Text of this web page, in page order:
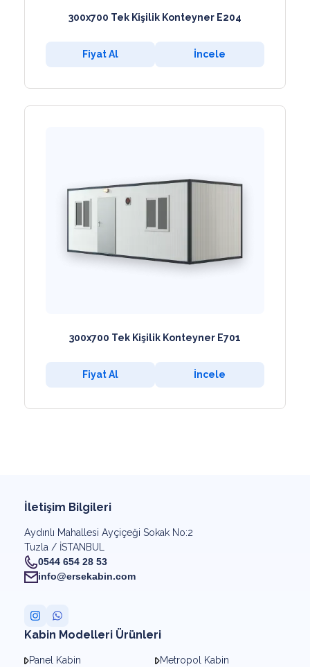
300x700 Tek Kişilik Konteyner E204
Fiyat Al İncele
300x700 Tek Kişilik Konteyner E701
Fiyat Al İncele
İletişim Bilgileri
Aydınlı Mahallesi Ayçiçeği Sokak No:2
Tuzla / İSTANBUL
0544 654 28 53
info@ersekabin.com
Kabin Modelleri Ürünleri
Panel Kabin
Metropol Kabin